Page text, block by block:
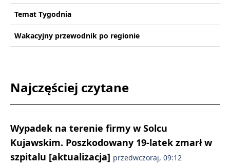
Temat Tygodnia
Wakacyjny przewodnik po regionie
Najczęściej czytane
Wypadek na terenie firmy w Solcu
Kujawskim. Poszkodowany 19-latek zmarł w
szpitalu [aktualizacja] przedwczoraj, 09:12